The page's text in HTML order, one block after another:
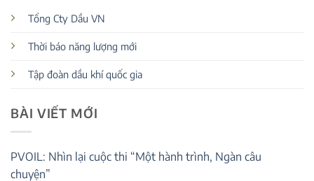
Tổng Cty Dầu VN
Thời báo năng lượng mới
Tập đoàn dầu khí quốc gia
BÀI VIẾT MỚI
PVOIL: Nhìn lại cuộc thi “Một hành trình, Ngàn câu
chuyện”